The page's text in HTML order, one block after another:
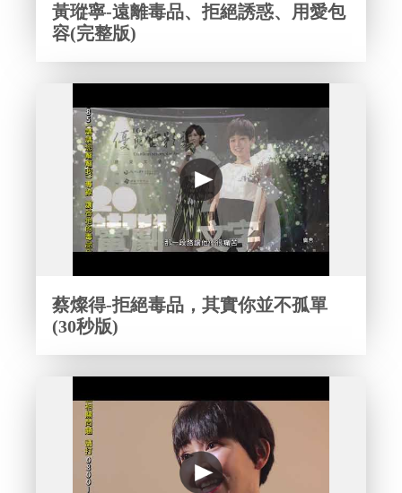
黃瑽寧-遠離毒品、拒絕誘惑、用愛包
容(完整版)
蔡燦得-拒絕毒品，其實你並不孤單
(30秒版)